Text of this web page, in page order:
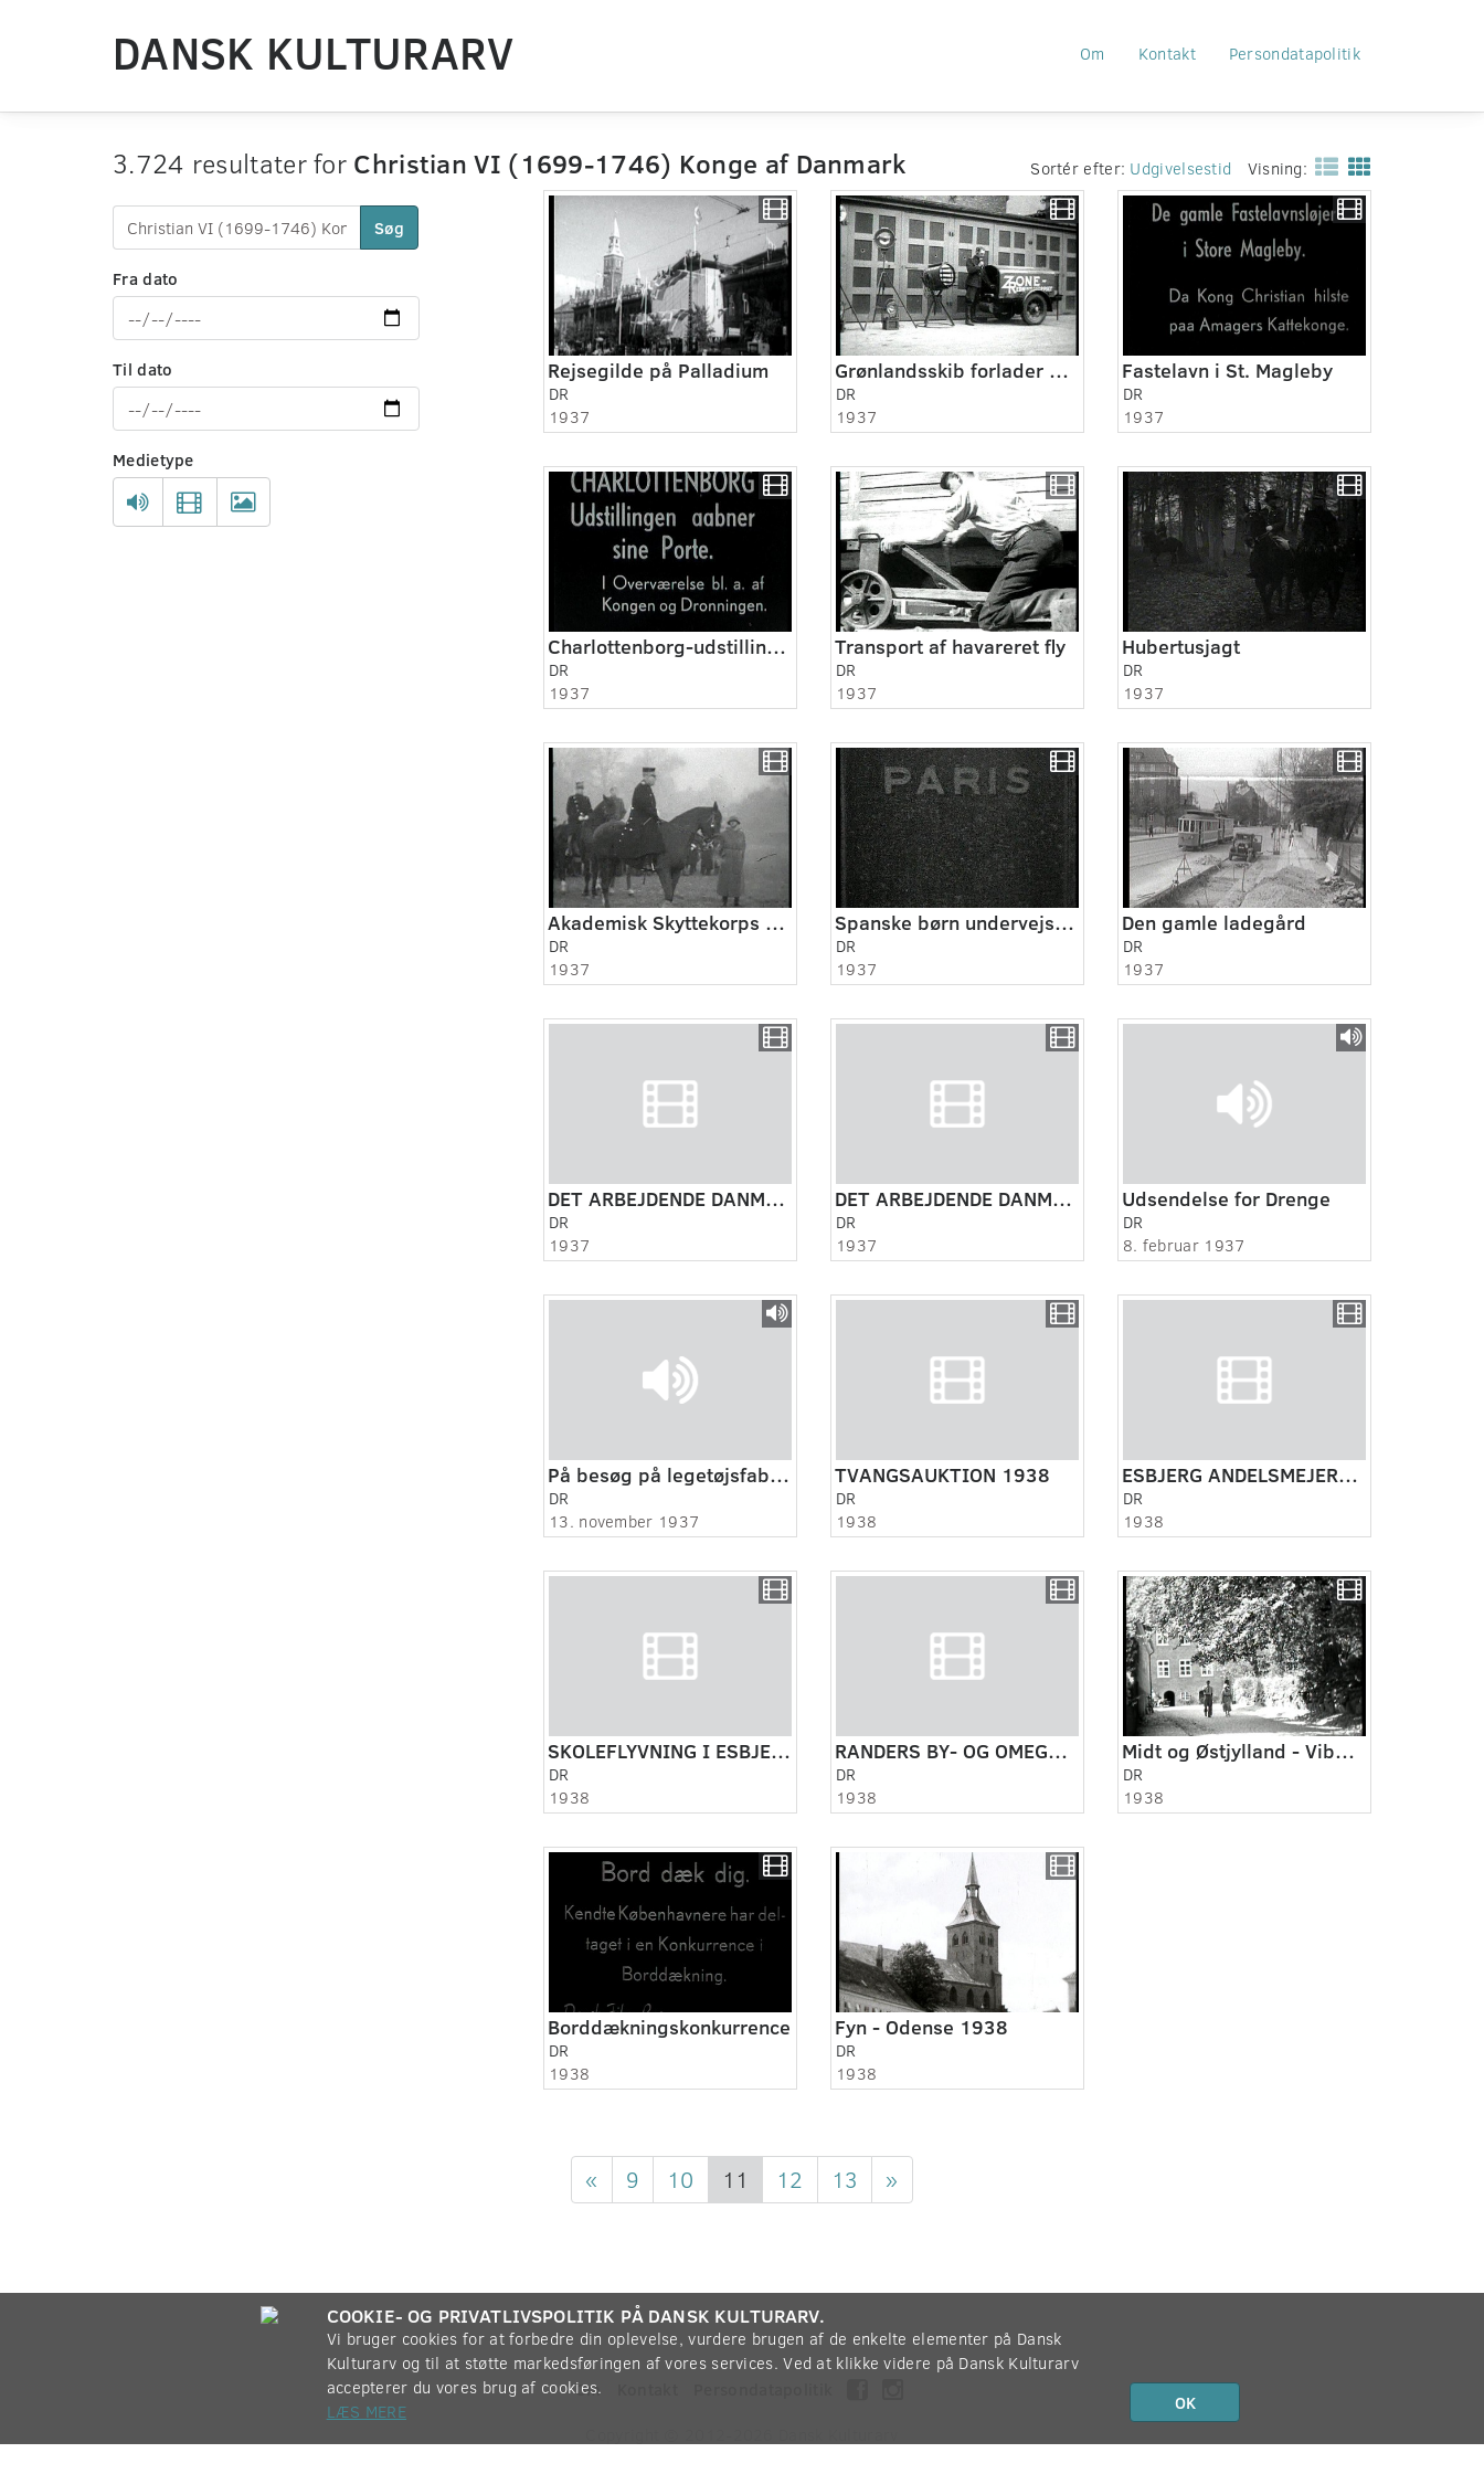
DANSK KULTURARV Om Kontakt Persondatapolitik
3.724 resultater for Christian VI (1699-1746) Konge af Danmark
Søg
Fra dato
Til dato
Medietype
Sortér efter: Udgivelsestid Visning:
Rejsegilde på Palladium
DR
1937
Grønlandsskib forlader Danmark
DR
1937
Fastelavn i St. Magleby
DR
1937
Charlottenborg-udstillingen åbner
DR
1937
Transport af havareret fly
DR
1937
Hubertusjagt
DR
1937
Akademisk Skyttekorps og Livjægerne paraderer
DR
1937
Spanske børn undervejs til Danmark
DR
1937
Den gamle ladegård
DR
1937
DET ARBEJDENDE DANMARK CA. 1937. LANG VERSION
DR
1937
DET ARBEJDENDE DANMARK CA. 1937. LANG VERSION
DR
1937
Udsendelse for Drenge
DR
8. februar 1937
På besøg på legetøjsfabrikken
DR
13. november 1937
TVANGSAUKTION 1938
DR
1938
ESBJERG ANDELSMEJERI 1938
DR
1938
SKOLEFLYVNING I ESBJERG 1938
DR
1938
RANDERS BY- OG OMEGN 1938
DR
1938
Midt og Østjylland - Viborg 1938
DR
1938
Borddækningskonkurrence
DR
1938
Fyn - Odense 1938
DR
1938
« 9 10 11 12 13 »
Om
COOKIE- OG PRIVATLIVSPOLITIK PÅ DANSK KULTURARV.
Vi bruger cookies for at forbedre din oplevelse, vurdere brugen af de enkelte elementer på Dansk
Kulturarv og til at støtte markedsføringen af vores services. Ved at klikke videre på Dansk Kulturarv
accepterer du vores brug af cookies.
LÆS MERE
OK